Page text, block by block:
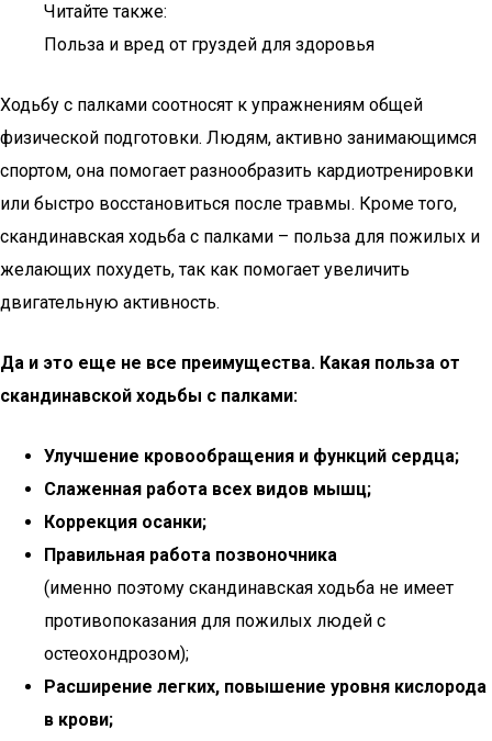
Читайте также:
Польза и вред от груздей для здоровья
Ходьбу с палками соотносят к упражнениям общей
физической подготовки. Людям, активно занимающимся
спортом, она помогает разнообразить кардиотренировки
или быстро восстановиться после травмы. Кроме того,
скандинавская ходьба с палками – польза для пожилых и
желающих похудеть, так как помогает увеличить
двигательную активность.
Да и это еще не все преимущества. Какая польза от
скандинавской ходьбы с палками:
Улучшение кровообращения и функций сердца;
Слаженная работа всех видов мышц;
Коррекция осанки;
Правильная работа позвоночника
(именно поэтому скандинавская ходьба не имеет
противопоказания для пожилых людей с
остеохондрозом);
Расширение легких, повышение уровня кислорода
в крови;